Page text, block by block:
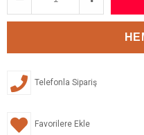
Telefonla Sipariş
Favorilere Ekle